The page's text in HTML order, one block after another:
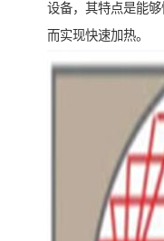
设备，其特点是能
而实现快速加热。